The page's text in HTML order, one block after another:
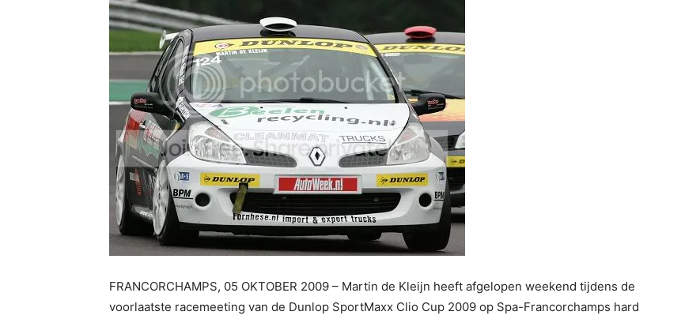
FRANCORCHAMPS, 05 OKTOBER 2009 – Martin de Kleijn heeft afgelopen weekend tijdens de
voorlaatste racemeeting van de Dunlop SportMaxx Clio Cup 2009 op Spa-Francorchamps hard